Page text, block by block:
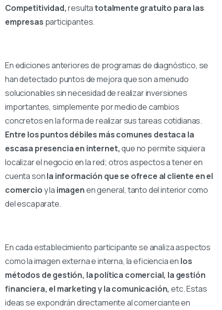
Competitividad,resultatotalmente gratuito para las
empresas participantes.
En ediciones anteriores de programas de diagnóstico, se
han detectado puntos de mejora que son a menudo
solucionables sin necesidad de realizar inversiones
importantes, simplemente por medio de cambios
concretos en la forma de realizar sus tareas cotidianas.
Entre los puntos débiles más comunes destaca la
escasa presencia en internet,que no permite siquiera
localizar el negocio en la red; otros aspectos a tener en
cuenta sonla información que se ofrece al cliente en el
comercioy la imagenen general, tanto del interior como
del escaparate.
En cada establecimiento participante se analiza aspectos
como la imagen externa e interna, la eficiencia en los
métodos de gestión, la política comercial, la gestión
financiera, el marketing y la comunicación, etc. Estas
ideas se expondrán directamente al comerciante en